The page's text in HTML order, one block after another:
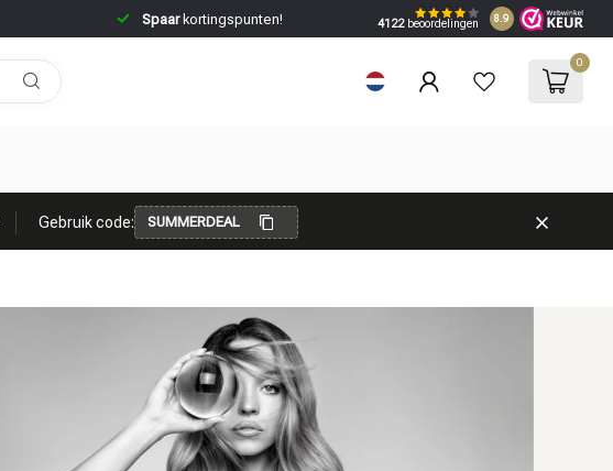
Spaarkortingspunten! 4122beoordelingen 8.9
0
Gebruik code: SUMMERDEAL